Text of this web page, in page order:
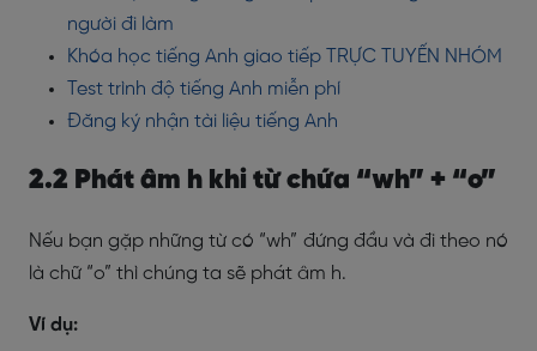
người đi làm
Khóa học tiếng Anh giao tiếp TRỰC TUYẾN NHÓM
Test trình độ tiếng Anh miễn phí
Đăng ký nhận tài liệu tiếng Anh
2.2 Phát âm h khi từ chứa “wh” + “o”
Nếu bạn gặp những từ có “wh” đứng đầu và đi theo nó
là chữ “o” thì chúng ta sẽ phát âm h.
Ví dụ: